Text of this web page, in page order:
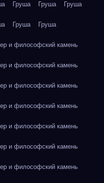
Груша Груша Груша
Груша Груша
и философский камень
и философский камень
и философский камень
и философский камень
и философский камень
и философский камень
и философский камень